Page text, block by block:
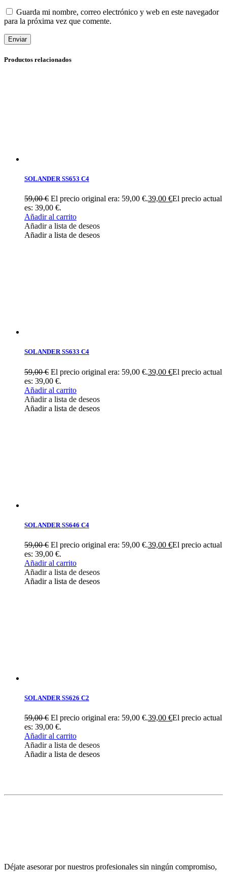
Guarda mi nombre, correo electrónico y web en este navegador
para la próxima vez que comente.
Enviar
Productos relacionados
SOLANDER SS653 C4
59,00€ El precio original era: 59,00 €.39,00 €El precio actual
es: 39,00 €.
Añadir al carrito
Añadir a lista de deseos
Añadir a lista de deseos
SOLANDER SS633 C4
59,00€ El precio original era: 59,00 €.39,00 €El precio actual
es: 39,00 €.
Añadir al carrito
Añadir a lista de deseos
Añadir a lista de deseos
SOLANDER SS646 C4
59,00€ El precio original era: 59,00 €.39,00 €El precio actual
es: 39,00 €.
Añadir al carrito
Añadir a lista de deseos
Añadir a lista de deseos
SOLANDER SS626 C2
59,00€ El precio original era: 59,00 €.39,00 €El precio actual
es: 39,00 €.
Añadir al carrito
Añadir a lista de deseos
Añadir a lista de deseos
Déjate asesorar por nuestros profesionales sin ningún compromiso,